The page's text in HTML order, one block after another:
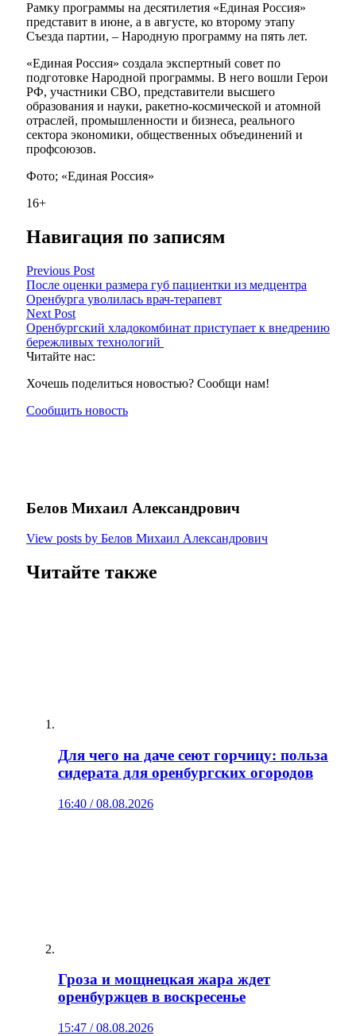
Рамку программы на десятилетия «Единая Россия»
представит в июне, а в августе, ко второму этапу
Съезда партии, – Народную программу на пять лет.
«Единая Россия» создала экспертный совет по
подготовке Народной программы. В него вошли Герои
РФ, участники СВО, представители высшего
образования и науки, ракетно-космической и атомной
отраслей, промышленности и бизнеса, реального
сектора экономики, общественных объединений и
профсоюзов.
Фото; «Единая Россия»
16+
Навигация по записям
Previous Post
После оценки размера губ пациентки из медцентра
Оренбурга уволилась врач-терапевт
Next Post
Оренбургский хладокомбинат приступает к внедрению
бережливых технологий
Читайте нас:
Хочешь поделиться новостью? Сообщи нам!
Сообщить новость
Белов Михаил Александрович
View posts by Белов Михаил Александрович
Читайте также
Для чего на даче сеют горчицу: польза
сидерата для оренбургских огородов
16:40 / 08.08.2026
Гроза и мощнецкая жара ждет
оренбуржцев в воскресенье
15:47 / 08.08.2026